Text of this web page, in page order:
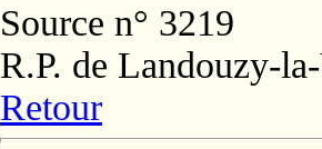
Source n° 3219
R.P. de Landouzy-
Retour